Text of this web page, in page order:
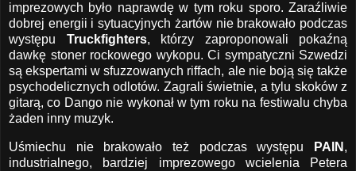
imprezowych było naprawdę w tym roku sporo. Zaraźliwie
dobrej energii i sytuacyjnych żartów nie brakowało podczas
występu Truckfighters, którzy zaproponowali pokaźną
dawkę stoner rockowego wykopu. Ci sympatyczni Szwedzi
są ekspertami w sfuzzowanych riffach, ale nie boją się także
psychodelicznych odlotów. Zagrali świetnie, a tylu skoków z
gitarą, co Dango nie wykonał w tym roku na festiwalu chyba
żaden inny muzyk.
Uśmiechu nie brakowało też podczas występu PAIN ,
industrialnego, bardziej imprezowego wcielenia Petera